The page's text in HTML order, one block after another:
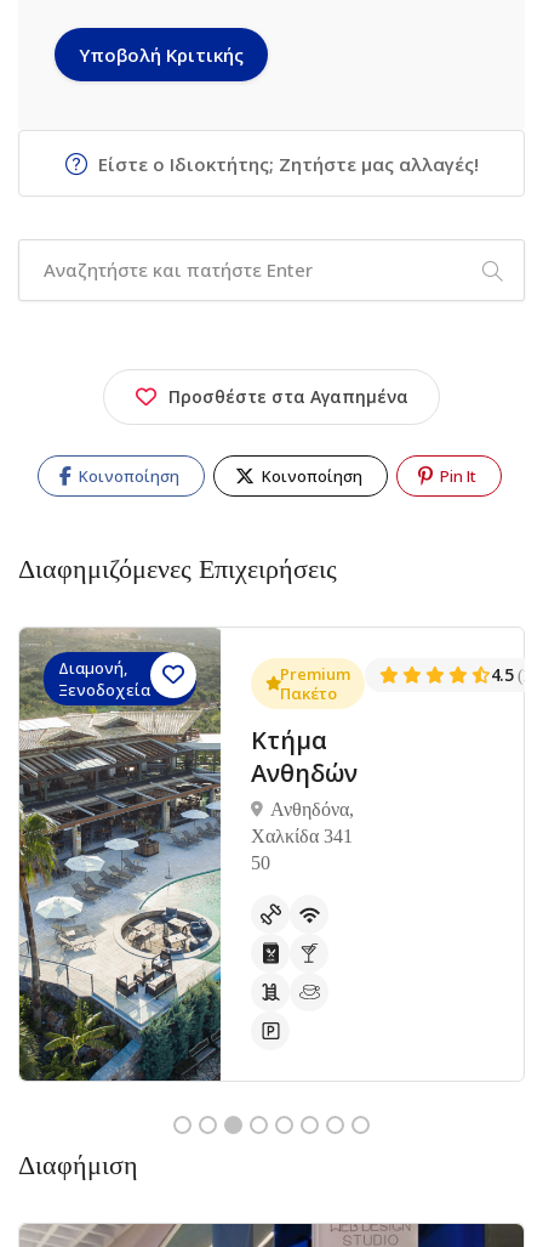
Είστε ο Ιδιοκτήτης; Ζητήστε μας αλλαγές!
Προσθέστε στα Αγαπημένα
Κοινοποίηση Κοινοποίηση Pin It
Διαφημιζόμενες Επιχειρήσεις
(1381)
Διαμονή,
Ξενοδοχεία
Premium
Πακέτο
Κτήμα
Ανθηδών
Ανθηδόνα,
Χαλκίδα 341
50
4.5
Διαφήμιση